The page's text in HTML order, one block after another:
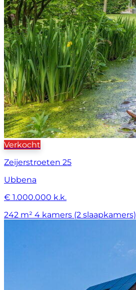
Verkocht
Zeijerstroeten 25
Ubbena
€ 1.000.000 k.k.
242 m² 4 kamers (2 slaapkamers)